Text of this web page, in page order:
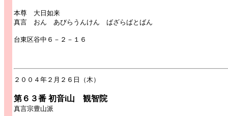
本尊 大日如来
真言 おん あびらうんけん ばざらばとばん
台東区谷中６－２－１６
２００４年２月２６日（木）
第６３番 初音i山 観智院
真言宗豊山派